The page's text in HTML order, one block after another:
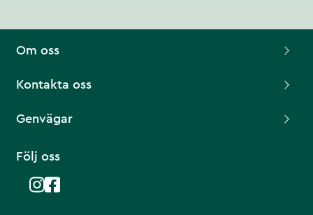
Om oss
Kontakta oss
Genvägar
Följ oss